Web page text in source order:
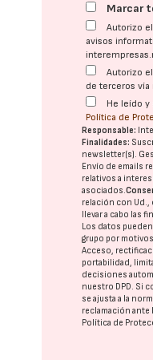
Marcar
Autorizo
avisos
Autorizo
de terceros
He leído
Política de
Responsable:
Finalidades:
newsletter(s).
Envío de emails
relativos a
asociados.
relación con Ud.,
llevar a cabo las
Los datos
grupo por
Acceso,
portabilidad,
decisiones
nuestro DPD. Si
se ajusta a la
reclamación ante
Política de